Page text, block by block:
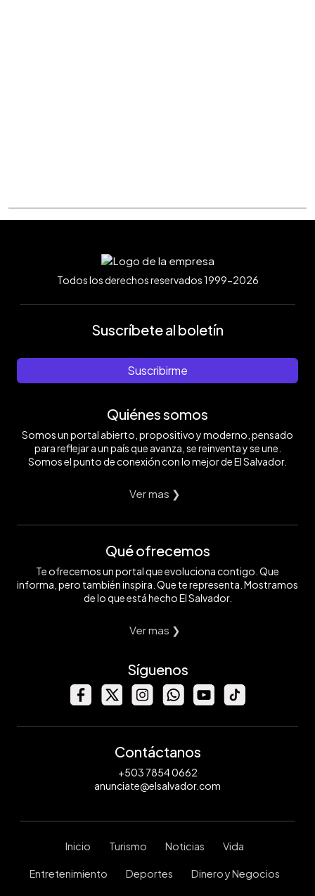
Todos los derechos reservados 1999-2026
Suscríbete al boletín
Suscribirme
Quiénes somos
Somos un portal abierto, propositivo y moderno, pensado
para reflejar a un país que avanza, se reinventa y se une.
Somos el punto de conexión con lo mejor de El Salvador.
Ver mas ❯
Qué ofrecemos
Te ofrecemos un portal que evoluciona contigo. Que
informa, pero también inspira. Que te representa. Mostramos
de lo que está hecho El Salvador.
Ver mas ❯
Síguenos
Contáctanos
+503 7854 0662
anunciate@elsalvador.com
Inicio Turismo Noticias Vida
Entretenimiento Deportes Dinero y Negocios